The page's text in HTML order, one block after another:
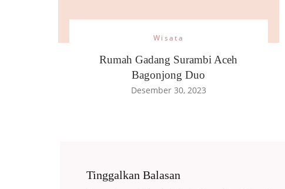
Wisata
Rumah Gadang Surambi Aceh
Bagonjong Duo
Desember 30, 2023
Tinggalkan Balasan